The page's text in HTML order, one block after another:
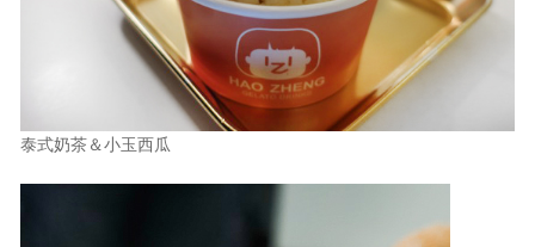
泰式奶茶＆小玉西瓜